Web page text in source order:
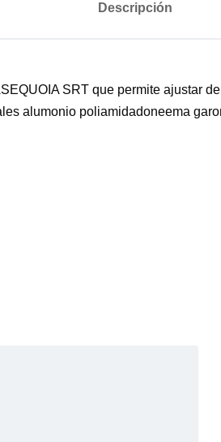
Descripción
SRT que permite ajustar
alumonio poliamidadoneema